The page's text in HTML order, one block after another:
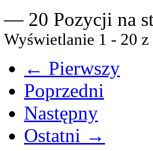
— 20 Pozycji na
Wyświetlanie 1 - 20
← Pierwszy
Poprzedni
Następny
Ostatni →